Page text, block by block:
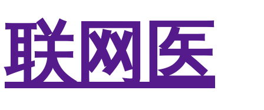
联网医